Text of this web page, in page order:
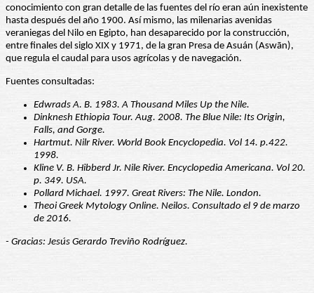
conocimiento con gran detalle de las fuentes del río eran aún inexistente
hasta después del año 1900. Así mismo, las milenarias avenidas
veraniegas del Nilo en Egipto, han desaparecido por la construcción,
entre finales del siglo XIX y 1971, de la gran Presa de Asuán (Aswān),
que regula el caudal para usos agrícolas y de navegación.
Fuentes consultadas:
Edwrads A. B. 1983. A Thousand Miles Up the Nile.
Dinknesh Ethiopia Tour. Aug. 2008. The Blue Nile: Its Origin,
Falls, and Gorge.
Hartmut. Nilr River. World Book Encyclopedia. Vol 14. p.422.
1998.
Kline V. B. Hibberd Jr. Nile River. Encyclopedia Americana. Vol 20.
p. 349. USA.
Pollard Michael. 1997. Great Rivers: The Nile. London.
Theoi Greek Mytology Online. Neilos. Consultado el 9 de marzo
de 2016.
- Gracias: Jesús Gerardo Treviño Rodríguez.